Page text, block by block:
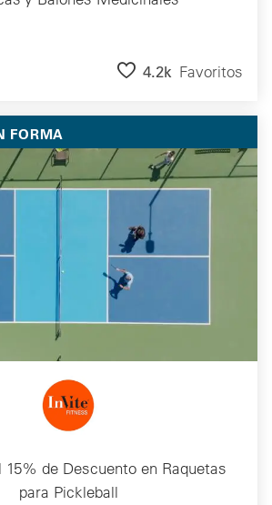
4.2k Favoritos
FORMA
15% de Descuento en Raquetas
para Pickleball